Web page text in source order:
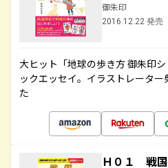
御朱印
2016.12.22 発売
大ヒット「地球の歩き方 御朱印
ックエッセイ。イラストレータ
た
Ｈ０１ 戦国